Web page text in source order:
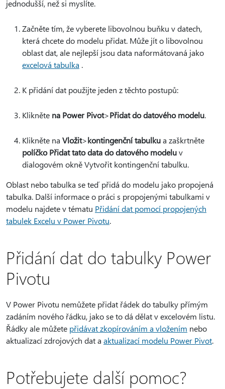
jednodušší, než si myslíte.
Začněte tím, že vyberete libovolnou buňku v datech,
která chcete do modelu přidat. Může jít o libovolnou
oblast dat, ale nejlepší jsou data naformátovaná jako
excelová tabulka .
K přidání dat použijte jeden z těchto postupů:
Klikněte na Power Pivot>Přidat do datového modelu.
Klikněte na Vložit>kontingenční tabulkua zaškrtněte
políčko Přidat tato data do datového modeluv
dialogovém okně Vytvořit kontingenční tabulku.
Oblast nebo tabulka se teď přidá do modelu jako propojená
tabulka. Další informace o práci s propojenými tabulkami v
modelu najdete v tématu Přidání dat pomocí propojených
tabulek Excelu v Power Pivotu.
Přidání dat do tabulky Power
Pivotu
V Power Pivotu nemůžete přidat řádek do tabulky přímým
zadáním nového řádku, jako se to dá dělat v excelovém listu.
Řádky ale můžete přidávat zkopírováním a vložením nebo
aktualizací zdrojových dat a aktualizací modelu Power Pivot.
Potřebujete další pomoc?